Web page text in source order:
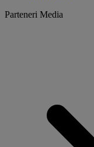
Parteneri Media